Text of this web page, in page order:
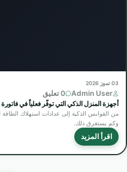
03 تموز 2026
Admin User 0 تعليق
أجهزة المنزل الذكي التي توفّر فعلياً في فاتورة
من القوابس الذكية إلى عدادات استهلاك
وكم يستغرق ذلك.
اقرأ المزيد